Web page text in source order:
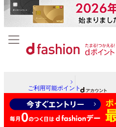
ご利用可能ポイント